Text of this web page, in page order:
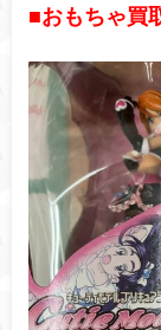
■おもちゃ買